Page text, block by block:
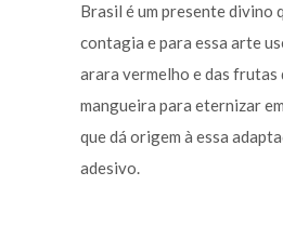
Brasil é um presente divino
contagia e para essa arte
arara vermelho e das frutas
mangueira para eternizar
que dá origem à essa
adesivo.